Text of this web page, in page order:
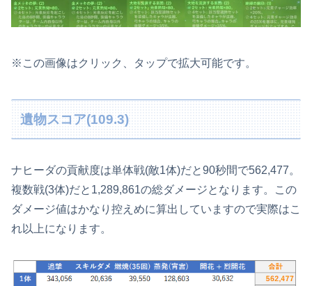
※この画像はクリック、タップで拡大可能です。
遺物スコア(109.3)
ナヒーダの貢献度は単体戦(敵1体)だと90秒間で562,477。
複数戦(3体)だと1,289,861の総ダメージとなります。この
ダメージ値はかなり控えめに算出していますので実際はこ
れ以上になります。